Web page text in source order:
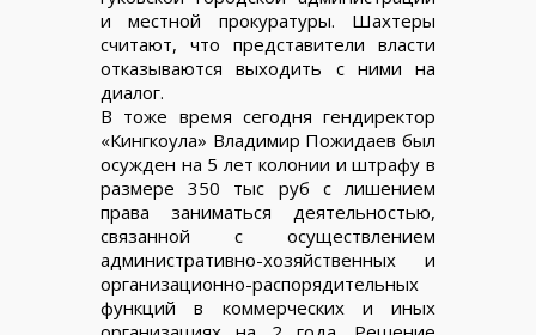
и местной прокуратуры. Шахтеры
считают, что представители власти
отказываются выходить с ними на
диалог.
В тоже время сегодня гендиректор
«Кингкоула» Владимир Пожидаев был
осужден на 5 лет колонии и штрафу в
размере 350 тыс руб с лишением
права заниматься деятельностью,
связанной с осуществлением
административно-хозяйственных и
организационно-распорядительных
функций в коммерческих и иных